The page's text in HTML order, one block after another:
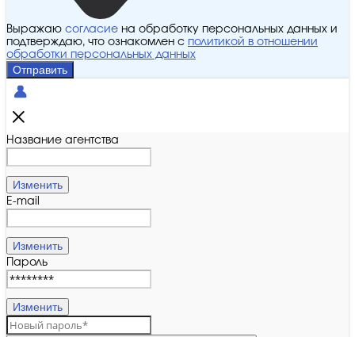
Выражаю согласие на обработку персональных данных и
подтверждаю, что ознакомлен с политикой в отношении
обработки персональных данных
Отправить
Название агентства
Изменить
E-mail
Изменить
Пароль
Изменить